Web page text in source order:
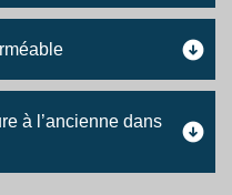
à l’ancienne dans